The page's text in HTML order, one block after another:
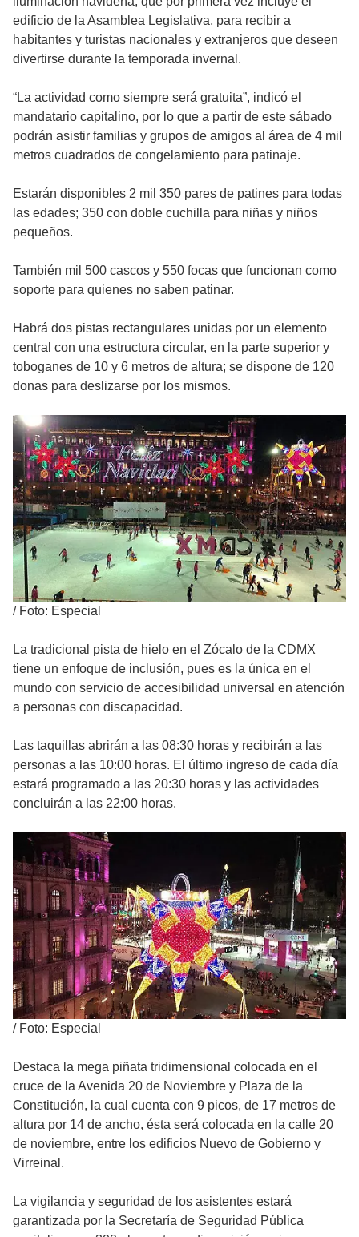
edificio de la Asamblea Legislativa, para recibir a
habitantes y turistas nacionales y extranjeros que deseen
divertirse durante la temporada invernal.
“La actividad como siempre será gratuita”, indicó el
mandatario capitalino, por lo que a partir de este sábado
podrán asistir familias y grupos de amigos al área de 4 mil
metros cuadrados de congelamiento para patinaje.
Estarán disponibles 2 mil 350 pares de patines para todas
las edades; 350 con doble cuchilla para niñas y niños
pequeños.
También mil 500 cascos y 550 focas que funcionan como
soporte para quienes no saben patinar.
Habrá dos pistas rectangulares unidas por un elemento
central con una estructura circular, en la parte superior y
toboganes de 10 y 6 metros de altura; se dispone de 120
donas para deslizarse por los mismos.
/ Foto: Especial
La tradicional pista de hielo en el Zócalo de la CDMX
tiene un enfoque de inclusión, pues es la única en el
mundo con servicio de accesibilidad universal en atención
a personas con discapacidad.
Las taquillas abrirán a las 08:30 horas y recibirán a las
personas a las 10:00 horas. El último ingreso de cada día
estará programado a las 20:30 horas y las actividades
concluirán a las 22:00 horas.
/ Foto: Especial
Destaca la mega piñata tridimensional colocada en el
cruce de la Avenida 20 de Noviembre y Plaza de la
Constitución, la cual cuenta con 9 picos, de 17 metros de
altura por 14 de ancho, ésta será colocada en la calle 20
de noviembre, entre los edificios Nuevo de Gobierno y
Virreinal.
La vigilancia y seguridad de los asistentes estará
garantizada por la Secretaría de Seguridad Pública